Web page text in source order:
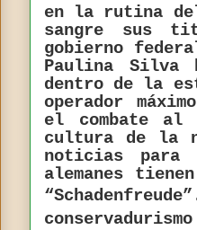
en la rutina
sangre sus
gobierno
Paulina Silva
dentro de la
operador
el combate
cultura de la
noticias para
alemanes